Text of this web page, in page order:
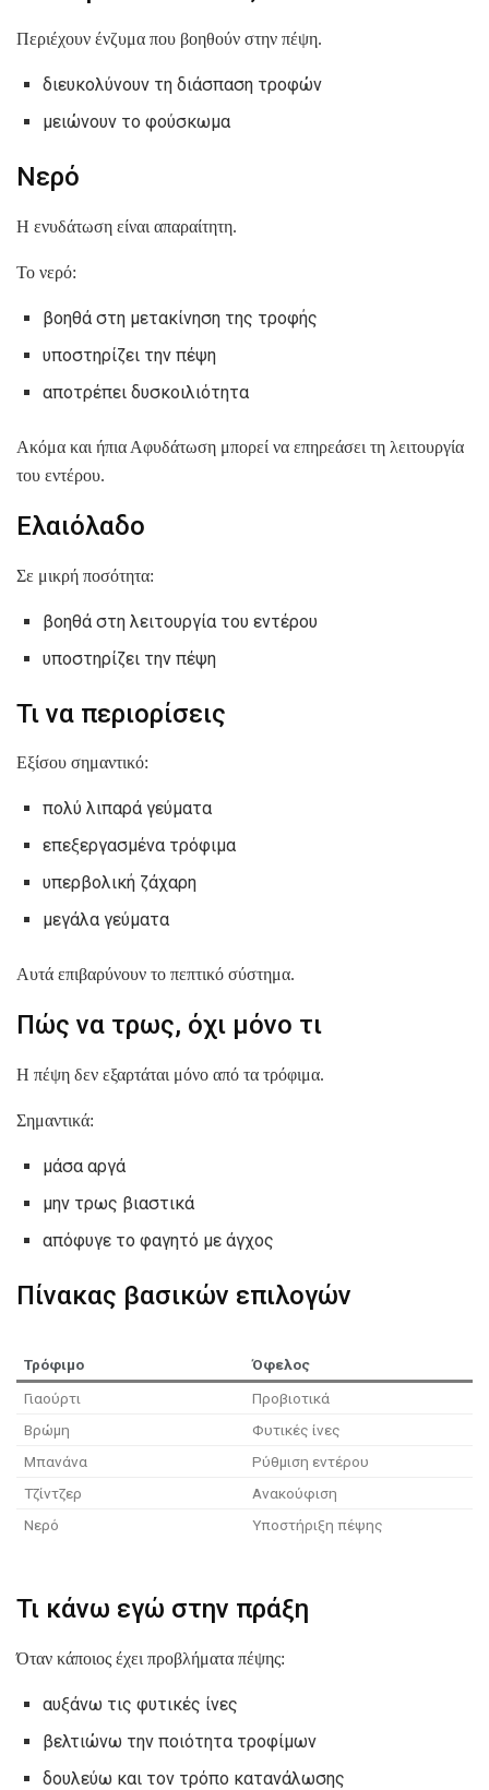
Περιέχουν ένζυμα που βοηθούν στην πέψη.
διευκολύνουν τη διάσπαση τροφών
μειώνουν το φούσκωμα
Νερό
Η ενυδάτωση είναι απαραίτητη.
Το νερό:
βοηθά στη μετακίνηση της τροφής
υποστηρίζει την πέψη
αποτρέπει δυσκοιλιότητα
Ακόμα και ήπια Αφυδάτωση μπορεί να επηρεάσει τη λειτουργία
του εντέρου.
Ελαιόλαδο
Σε μικρή ποσότητα:
βοηθά στη λειτουργία του εντέρου
υποστηρίζει την πέψη
Τι να περιορίσεις
Εξίσου σημαντικό:
πολύ λιπαρά γεύματα
επεξεργασμένα τρόφιμα
υπερβολική ζάχαρη
μεγάλα γεύματα
Αυτά επιβαρύνουν το πεπτικό σύστημα.
Πώς να τρως, όχι μόνο τι
Η πέψη δεν εξαρτάται μόνο από τα τρόφιμα.
Σημαντικά:
μάσα αργά
μην τρως βιαστικά
απόφυγε το φαγητό με άγχος
Πίνακας βασικών επιλογών
Τρόφιμο
Όφελος
Γιαούρτι
Προβιοτικά
Βρώμη
Φυτικές ίνες
Μπανάνα
Ρύθμιση εντέρου
Τζίντζερ
Ανακούφιση
Νερό
Υποστήριξη πέψης
Τι κάνω εγώ στην πράξη
Όταν κάποιος έχει προβλήματα πέψης:
αυξάνω τις φυτικές ίνες
βελτιώνω την ποιότητα τροφίμων
δουλεύω και τον τρόπο κατανάλωσης